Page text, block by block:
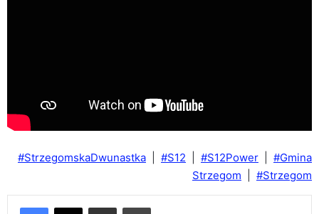
#StrzegomskaDwunastka #S12 #S12Power
#Gmina
Strzegom
#Strzegom
Udostępnij poprzez e-mail Drukuj